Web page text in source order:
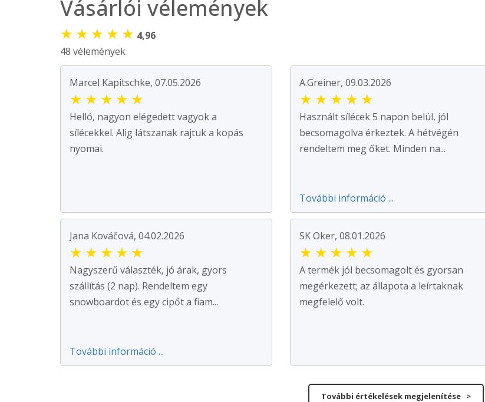
Vásárlói vélemények
★ ★ ★ ★ ★ 4,96
48 vélemények
Marcel Kapitschke, 07.05.2026
★ ★ ★ ★ ★
Helló, nagyon elégedett vagyok a
sílécekkel. Alig látszanak rajtuk a kopás
nyomai.
A.Greiner, 09.03.2026
★ ★ ★ ★ ★
Használt sílécek 5 napon belül, jól
becsomagolva érkeztek. A hétvégén
rendeltem meg őket. Minden na...
További információ ...
Jana Kováčová, 04.02.2026
★ ★ ★ ★ ★
Nagyszerű választék, jó árak, gyors
szállítás (2 nap). Rendeltem egy
snowboardot és egy cipőt a fiam...
További információ ...
SK Oker, 08.01.2026
★ ★ ★ ★ ★
A termék jól becsomagolt és gyorsan
megérkezett; az állapota a leírtaknak
megfelelő volt.
További értékelések megjelenítése >